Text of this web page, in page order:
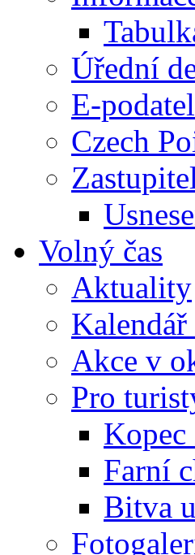
Úřední
E-
Czech
Volný čas
Aktuality
Akce v
Pro
Kopec
Farní
Bitva